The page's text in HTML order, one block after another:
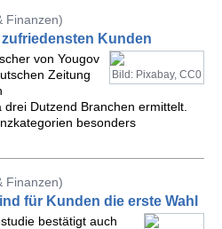
Finanzen)
Kunden
Bild: Pixabay, CC0
von Yougov
Zeitung
Dutzend Branchen ermittelt.
besonders
Finanzen)
für Kunden die erste Wahl
bestätigt auch